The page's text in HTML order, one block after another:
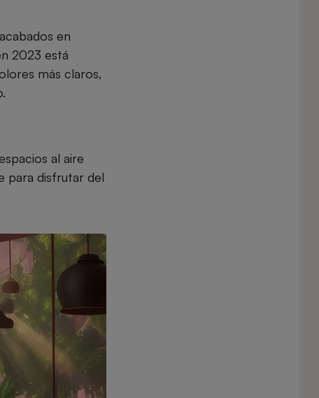
en
2023 está
más claros,
al aire
para disfrutar del